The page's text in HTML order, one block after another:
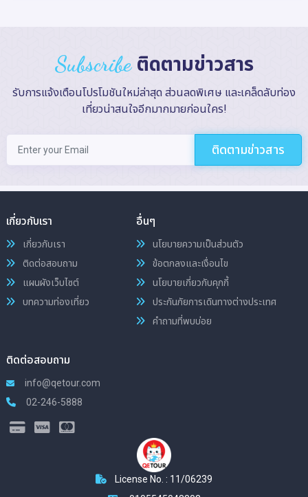
Subscribe ติดตามข่าวสาร
รับการแจ้งเตือนโปรโมชันใหม่ล่าสุด ส่วนลดพิเศษ และเคล็ดลับท่อง
เที่ยวน่าสนใจอีกมากมายก่อนใคร!
ติดตามข่าวสาร
เกี่ยวกับเรา
เกี่ยวกับเรา
ติดต่อสอบถาม
แผนผังเว็บไซต์
บทความท่องเที่ยว
อื่นๆ
นโยบายความเป็นส่วนตัว
ข้อตกลงและเงื่อนไข
นโยบายเกี่ยวกับคุกกี้
ประกันภัยการเดินทางต่างประเทศ
คำถามที่พบบ่อย
ติดต่อสอบถาม
info@qetour.com
02-246-5888
License No. : 11/06239